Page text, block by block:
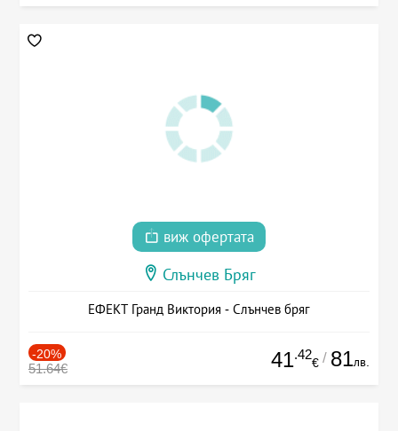
виж офертата
Слънчев Бряг
ЕФЕКТ Гранд Виктория - Слънчев бряг
-20%
51.64€ 41.42
€ / 81лв.